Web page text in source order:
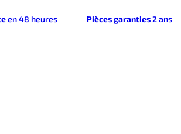
en 48 heures Pièces garanties2 ans